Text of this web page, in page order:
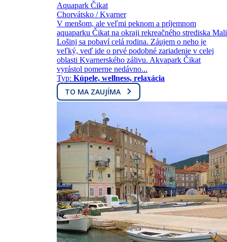
Aquapark Čikat
Chorvátsko / Kvarner
V menšom, ale veľmi peknom a príjemnom
aquaparku Čikat na okraji rekreačného strediska Mali
Lošinj sa pobaví celá rodina. Záujem o neho je
veľký, veď ide o prvé podobné zariadenie v celej
oblasti Kvarnerského zálivu. Akvapark Čikat
vyrástol pomerne nedávno...
Typ: Kúpele, wellness, relaxácia
TO MA ZAUJÍMA